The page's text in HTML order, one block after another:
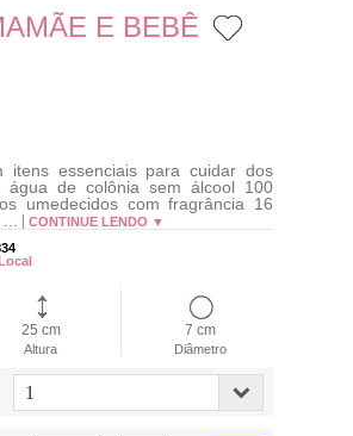
E BEBÊ
itens essenciais para cuidar dos
água de colônia sem álcool 100
umedecidos com fragrância 16
CONTINUE LENDO ▼
25 cm
Altura
7 cm
Diâmetro